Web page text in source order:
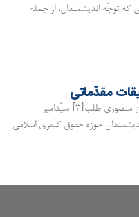
که توجّه اندیشمندان، از جمله
مقدّماتی
محمّدمهدی کریمی نیا[۱] حامد شیری[۲] عمران منصوری طلب[۳] سیّدامیر
اندیشمندان حوزه حقوق کیفری اسلامی